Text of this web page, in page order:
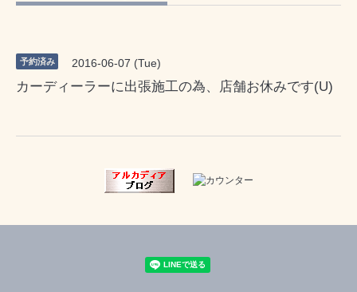
予約済み 2016-06-07 (Tue)
カーディーラーに出張施工の為、店舗お休みです(U)